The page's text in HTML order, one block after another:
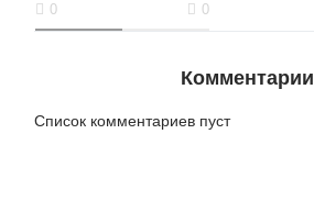
0 0
Комментарии
Список комментариев пуст